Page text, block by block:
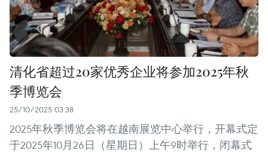
清化省超过20家优秀企业将参加2025年秋
季博览会
25/10/2025 03:38
2025年秋季博览会将在越南展览中心举行，开幕式定
于2025年10月26日（星期日）上午9时举行，闭幕式